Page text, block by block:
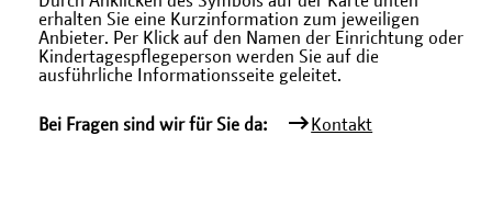
erhalten Sie eine Kurzinformation zum jeweiligen
Anbieter. Per Klick auf den Namen der Einrichtung oder
Kindertagespflegeperson werden Sie auf die
ausführliche Informationsseite geleitet.
Bei Fragen sind wir für Sie da: Kontakt